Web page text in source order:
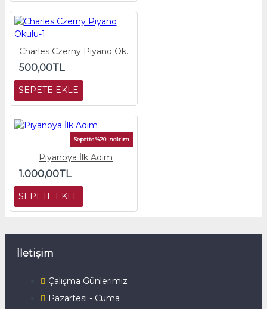
Charles Czerny Piyano Okulu-1
500,00TL
SEPETE EKLE
Sepette %20 İndirim
Piyanoya İlk Adım
1.000,00TL
SEPETE EKLE
İletişim
Çalışma Günlerimiz
Pazartesi - Cuma